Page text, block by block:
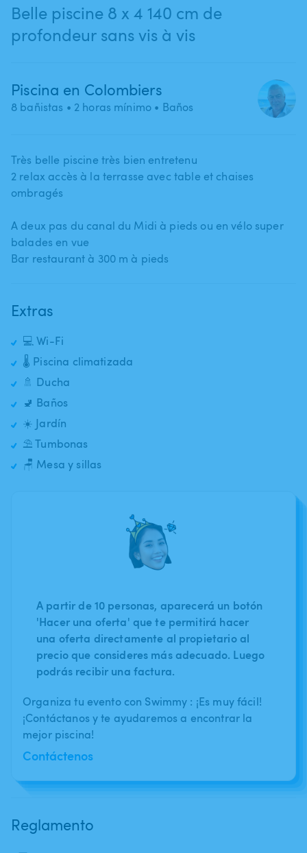
Belle piscine 8 x 4 140 cm de
profondeur sans vis à vis
Piscina en Colombiers
8 bañistas • 2 horas mínimo • Baños
Très belle piscine très bien entretenu
2 relax accès à la terrasse avec table et chaises
ombragés
A deux pas du canal du Midi à pieds ou en vélo super
balades en vue
Bar restaurant à 300 m à pieds
Extras
💻 Wi-Fi
🌡️ Piscina climatizada
🚿 Ducha
🚽 Baños
☀️ Jardín
⛱️ Tumbonas
🪑 Mesa y sillas
A partir de 10 personas, aparecerá un botón
'Hacer una oferta' que te permitirá hacer
una oferta directamente al propietario al
precio que consideres más adecuado. Luego
podrás recibir una factura.
Organiza tu evento con Swimmy : ¡Es muy fácil!
¡Contáctanos y te ayudaremos a encontrar la
mejor piscina!
Contáctenos
Reglamento